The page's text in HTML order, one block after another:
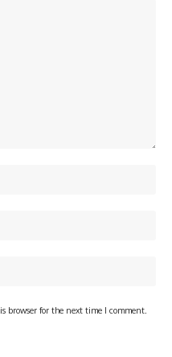
browser for the next time I comment.